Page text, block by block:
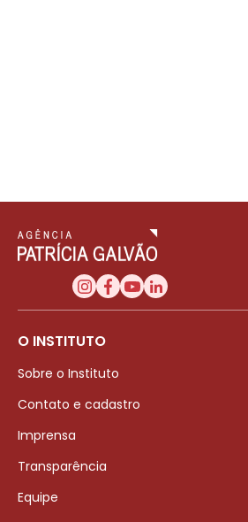
O INSTITUTO
Sobre o Instituto
Contato e cadastro
Imprensa
Transparência
Equipe